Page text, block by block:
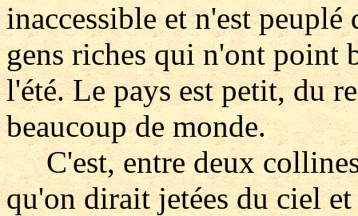
inaccessible et n'est
gens riches qui n'ont point
l'été. Le pays est petit, du
beaucoup de monde.
C'est, entre deux
qu'on dirait jetées du ciel et